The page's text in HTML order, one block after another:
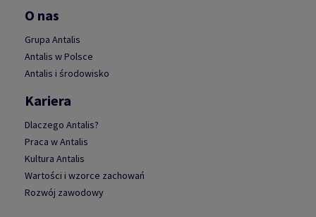
O nas
Grupa Antalis
Antalis w Polsce
Antalis i środowisko
Kariera
Dlaczego Antalis?
Praca w Antalis
Kultura Antalis
Wartości i wzorce zachowań
Rozwój zawodowy